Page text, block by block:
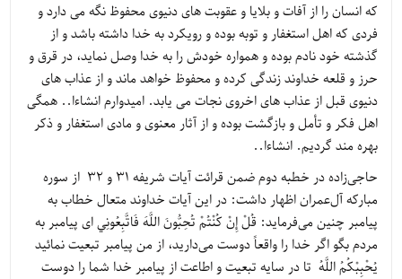
که انسان را از آفات و بلایا و عقوبت های دنیوی محفوظ نگه می دارد و
فردی که اهل استغفار و توبه بوده و رویکرد به خدا داشته باشد و از
گذشته خود نادم بوده و همواره خودش را به خدا وصل نماید، در قرق و
حرز و قلعه خداوند زندگی کرده و محفوظ خواهد ماند و از عذاب های
دنیوی قبل از عذاب های اخروی نجات می یابد. امیدوارم انشاءا.. همگی
اهل فکر و تأمل و بازگشت بوده و از آثار معنوی و مادی استغفار و ذکر
بهره مند گردیم. انشاءا..
حاجی‌زاده در خطبه دوم ضمن قرائت آیات شریفه 31 و 32 از سوره
مبارکه آل‌عمران اظهار داشت: در این آیات خداوند متعال خطاب به
پیامبر چنین می‌فرماید: قُلْ إِنْ كُنْتُمْ تُحِبُّونَ اللَّهَ فَاتَّبِعُونِي ای پیامبر به
مردم بگو اگر خدا را واقعاً دوست می‌دارید، از من پیامبر تبعیت نمائید
يُحْبِبْكُمُ اللَّهُ تا در سایه تبعیت و اطاعت از پیامبر خدا شما را دوست